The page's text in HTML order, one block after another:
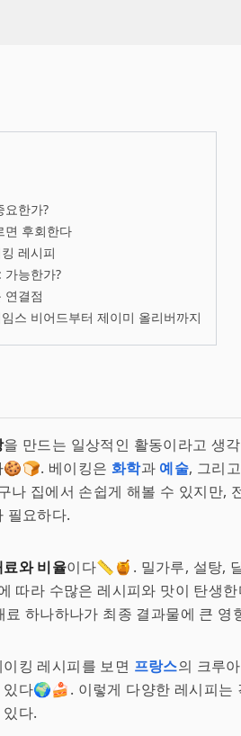
요한가?
면 후회한다
레시피
가능한가?
연결점
스 비어드부터 제이미 올리버까지
을 만드는 일상적인 활동이라고 생
🍪🍞. 베이킹은 화학과 예술, 그리고
나 집에서 손쉽게 해볼 수 있지만,
필요하다.
료와 비율이다📏🍯. 밀가루, 설탕,
따라 수많은 레시피와 맛이 탄생
하나하나가 최종 결과물에 큰 영
킹 레시피를 보면 프랑스의 크루
다🌍🍰. 이렇게 다양한 레시피는
다.